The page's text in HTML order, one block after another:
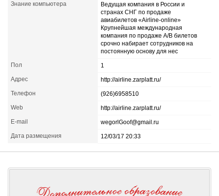
Знание компьютера
Ведущая компания в России и
странах СНГ по продаже
авиабилетов «Airline-online»
Крупнейшая международная
компания по продаже А/В билетов
срочно набирает сотрудников на
постоянную основу для нес
Пол
1
Адрес
http://airline.zarplatt.ru/
Телефон
(926)6958510
Web
http://airline.zarplatt.ru/
E-mail
wegorlGoof@gmail.ru
Дата размещения
12/03/17 20:33